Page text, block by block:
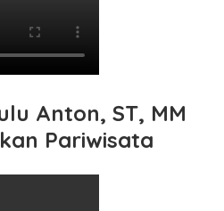
Anton, ST, MM
Pariwisata